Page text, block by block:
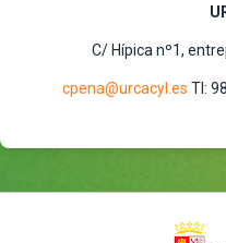
C/ Hípica nº1,
cpena@urcacyl.es Tl: